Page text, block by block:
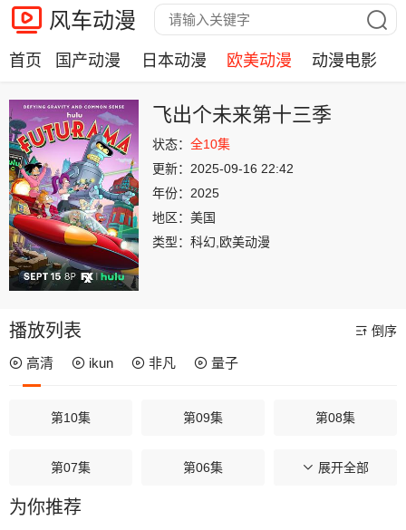
风车动漫
首页 国产动漫 日本动漫 欧美动漫 动漫电影
飞出个未来第十三季
状态： 全10集
更新： 2025-09-16 22:42
年份： 2025
地区： 美国
类型： 科幻,欧美动漫
播放列表 倒序
高清 ikun 非凡 量子
第10集 第09集 第08集
第07集 第06集 第05集
第04集
展开全部
为你推荐